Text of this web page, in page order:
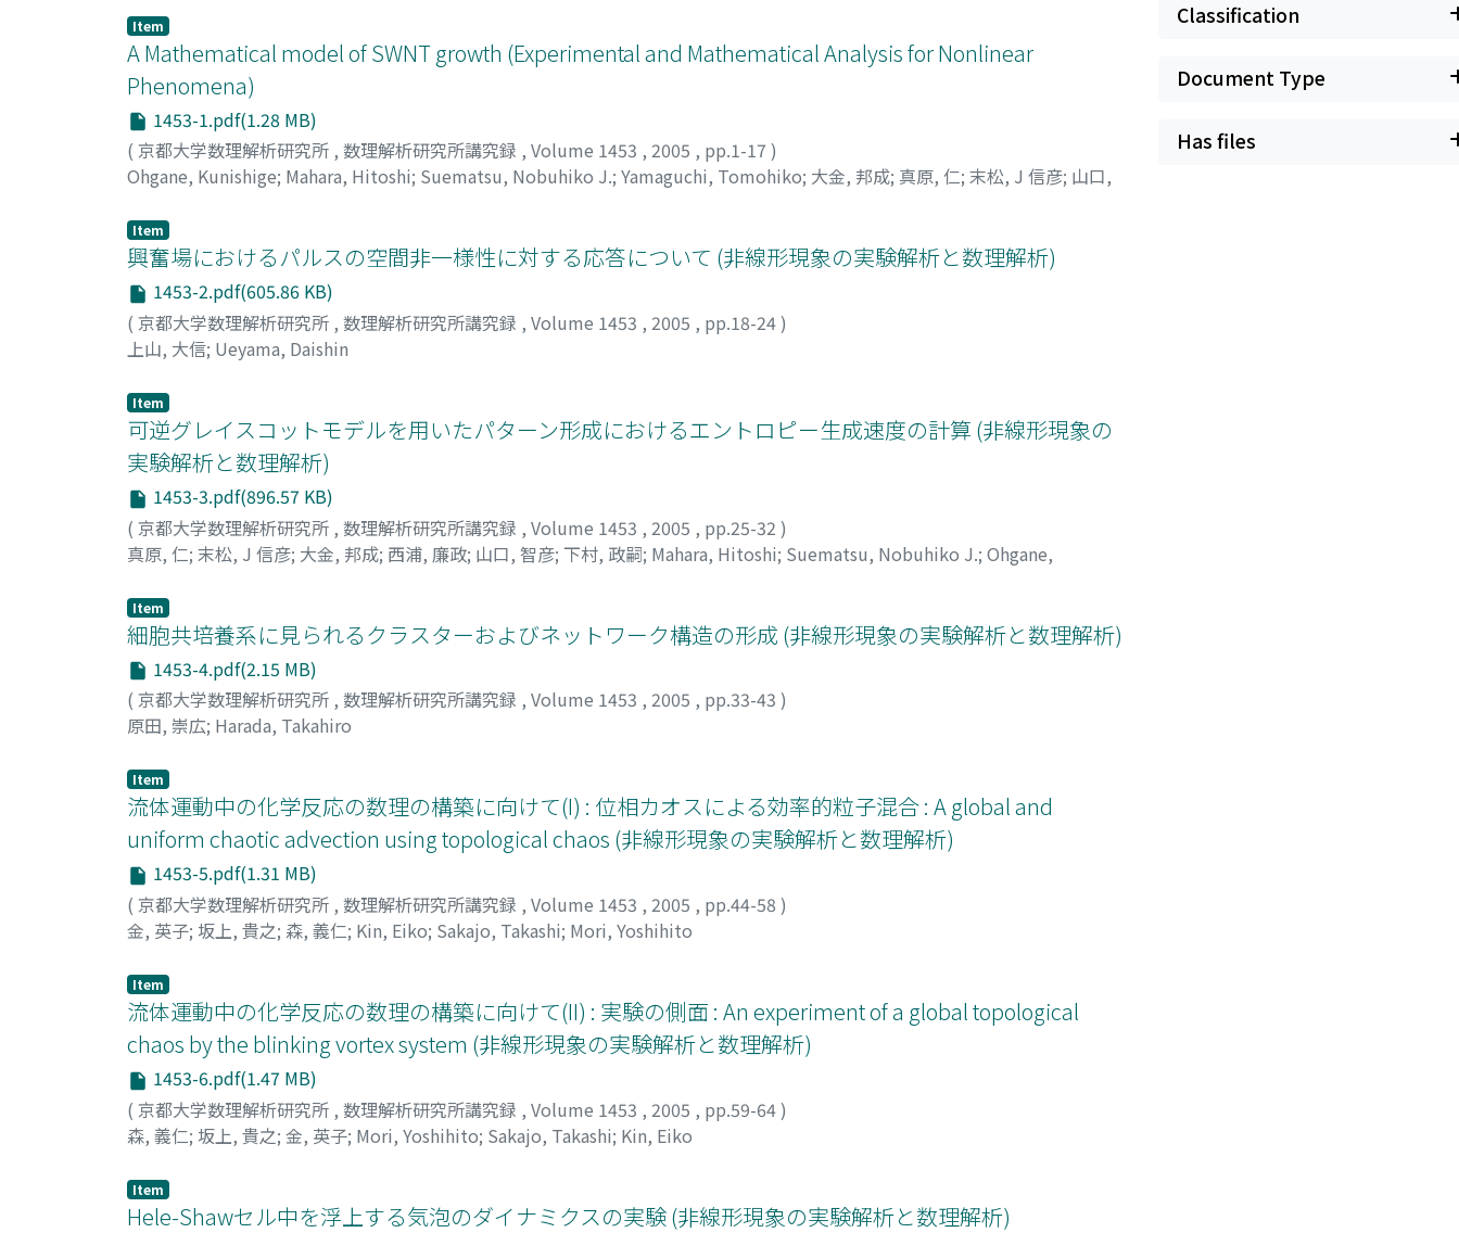
Item
A Mathematical model of SWNT growth (Experimental and Mathematical Analysis for Nonlinear
Phenomena)
1453-1.pdf(1.28 MB)
( 京都大学数理解析研究所 , 数理解析研究所講究録 , Volume 1453 , 2005 , pp.1-17 )
Ohgane, Kunishige; Mahara, Hitoshi; Suematsu, Nobuhiko J.; Yamaguchi, Tomohiko; 大金, 邦成; 真原, 仁; 末松, J 信彦; 山口,
Item
興奮場におけるパルスの空間非一様性に対する応答について (非線形現象の実験解析と数理解析)
1453-2.pdf(605.86 KB)
( 京都大学数理解析研究所 , 数理解析研究所講究録 , Volume 1453 , 2005 , pp.18-24)
上山, 大信; Ueyama, Daishin
Item
可逆グレイスコットモデルを用いたパターン形成におけるエントロピー生成速度の計算 (非線形現象の
実験解析と数理解析)
1453-3.pdf(896.57 KB)
( 京都大学数理解析研究所 , 数理解析研究所講究録 , Volume 1453 , 2005 , pp.25-32 )
真原, 仁; 末松, J 信彦; 大金, 邦成; 西浦, 廉政; 山口, 智彦; 下村, 政嗣; Mahara, Hitoshi; Suematsu, Nobuhiko J.; Ohgane,
Item
細胞共培養系に見られるクラスターおよびネットワーク構造の形成 (非線形現象の実験解析と数理解析)
1453-4.pdf(2.15 MB)
( 京都大学数理解析研究所 , 数理解析研究所講究録 , Volume 1453 , 2005 , pp.33-43 )
原田, 崇広; Harada, Takahiro
Item
流体運動中の化学反応の数理の構築に向けて(I) : 位相カオスによる効率的粒子混合 : A global and
uniform chaotic advection using topological chaos (非線形現象の実験解析と数理解析)
1453-5.pdf(1.31 MB)
( 京都大学数理解析研究所 , 数理解析研究所講究録 , Volume 1453 , 2005 , pp.44-58 )
金, 英子; 坂上, 貴之; 森, 義仁; Kin, Eiko; Sakajo, Takashi; Mori, Yoshihito
Item
流体運動中の化学反応の数理の構築に向けて(II) : 実験の側面 : An experiment of a global topological
chaos by the blinking vortex system (非線形現象の実験解析と数理解析)
1453-6.pdf(1.47 MB)
( 京都大学数理解析研究所 , 数理解析研究所講究録 , Volume 1453 , 2005 , pp.59-64)
森, 義仁; 坂上, 貴之; 金, 英子; Mori, Yoshihito; Sakajo, Takashi; Kin, Eiko
Item
Hele-Shawセル中を浮上する気泡のダイナミクスの実験 (非線形現象の実験解析と数理解析)
Classification
Document Type
Has files